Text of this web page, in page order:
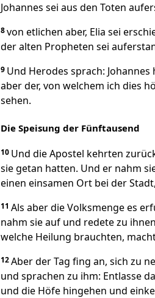
Johannes sei aus den Toten
8von etlichen aber, Elia sei
der alten Propheten sei
9 Und Herodes sprach:
aber der, von welchem ich dies
sehen.
Die Speisung der Fünftausend
10 Und die Apostel kehrten
sie getan hatten. Und er nahm
einen einsamen Ort bei der
11 Als aber die Volksmenge es
nahm sie auf und redete zu
welche Heilung brauchten,
12Aber der Tag fing an, sich zu
und sprachen zu ihm: Entlasse
und die Höfe hingehen und